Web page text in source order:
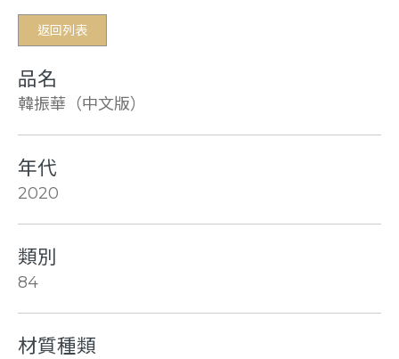
返回列表
品名
韓振華（中文版）
年代
2020
類別
84
材質種類